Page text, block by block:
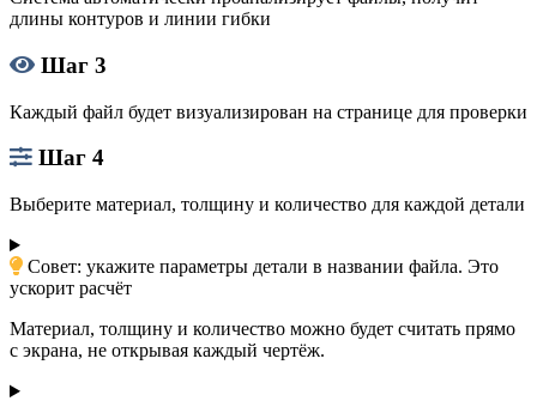
длины контуров и линии гибки
Шаг 3
Каждый файл будет визуализирован на странице для проверки
Шаг 4
Выберите материал, толщину и количество для каждой детали
Совет: укажите параметры детали в названии файла. Это
ускорит расчёт
Материал, толщину и количество можно будет считать прямо
с экрана, не открывая каждый чертёж.